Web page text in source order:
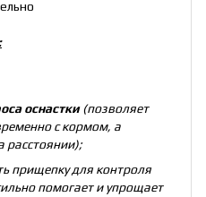
оснастки(позволяет
с кормом, а
расстоянии);
прищепку для контроля
помогает и упрощает